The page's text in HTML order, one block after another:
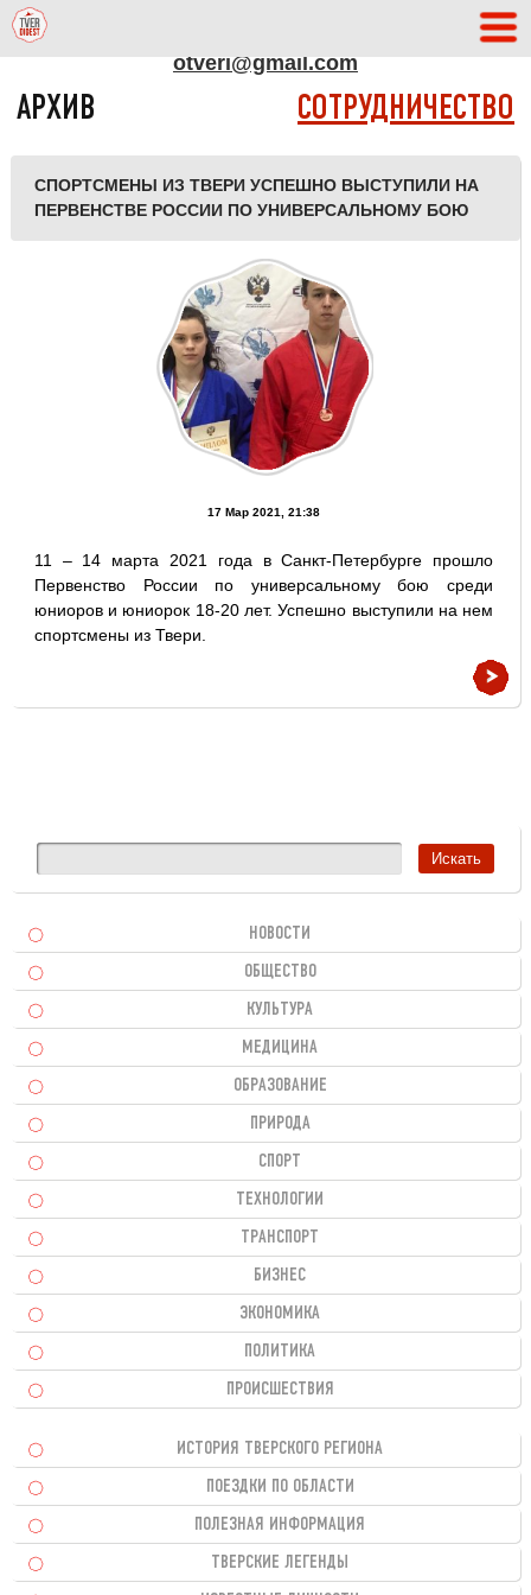
otveri@gmail.com
АРХИВ СОТРУДНИЧЕСТВО
СПОРТСМЕНЫ ИЗ ТВЕРИ УСПЕШНО ВЫСТУПИЛИ НА
ПЕРВЕНСТВЕ РОССИИ ПО УНИВЕРСАЛЬНОМУ БОЮ
17 Мар 2021, 21:38
11 – 14 марта 2021 года в Санкт-Петербурге прошло
Первенство России по универсальному бою среди
юниоров и юниорок 18-20 лет. Успешно выступили на нем
спортсмены из Твери.
НОВОСТИ
ОБЩЕСТВО
КУЛЬТУРА
МЕДИЦИНА
ОБРАЗОВАНИЕ
ПРИРОДА
СПОРТ
ТЕХНОЛОГИИ
ТРАНСПОРТ
БИЗНЕС
ЭКОНОМИКА
ПОЛИТИКА
ПРОИСШЕСТВИЯ
ИСТОРИЯ ТВЕРСКОГО РЕГИОНА
ПОЕЗДКИ ПО ОБЛАСТИ
ПОЛЕЗНАЯ ИНФОРМАЦИЯ
ТВЕРСКИЕ ЛЕГЕНДЫ